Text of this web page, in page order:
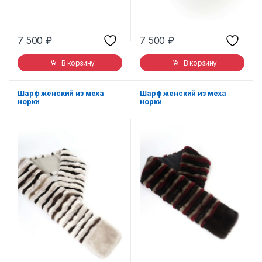
7 500₽
В корзину
7 500₽
В корзину
Шарф женский из меха
норки
Шарф женский из меха
норки